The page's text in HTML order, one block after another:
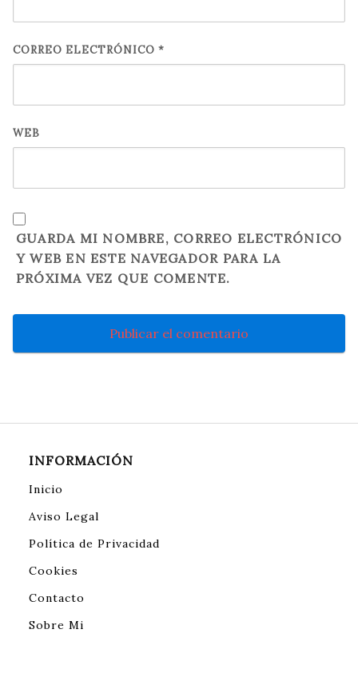
CORREO ELECTRÓNICO *
WEB
GUARDA MI NOMBRE, CORREO ELECTRÓNICO
Y WEB EN ESTE NAVEGADOR PARA LA
PRÓXIMA VEZ QUE COMENTE.
INFORMACIÓN
Inicio
Aviso Legal
Política de Privacidad
Cookies
Contacto
Sobre Mi